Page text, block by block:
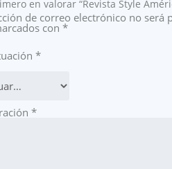
en valorar “Revista Style
de correo electrónico no será
con *
*
*